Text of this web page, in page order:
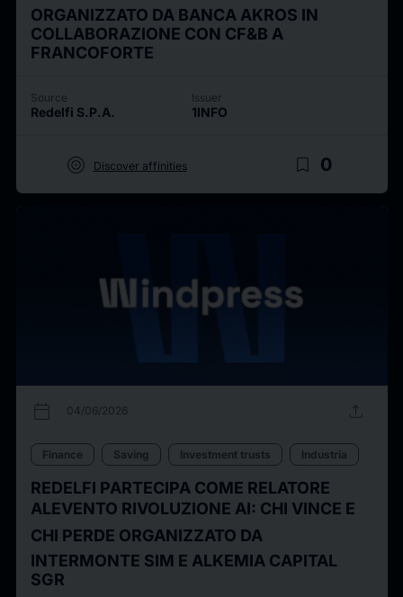
ORGANIZZATO DA BANCA AKROS IN
COLLABORAZIONE CON CF&B A
FRANCOFORTE
Source
Redelfi S.P.A.
Issuer
1INFO
target Discover affinities bookmark_border 0
calendar_today 04/06/2026 upload
Finance Saving Investment trusts Industria
REDELFI PARTECIPA COME RELATORE
ALEVENTO RIVOLUZIONE AI: CHI VINCE E
CHI PERDE ORGANIZZATO DA
INTERMONTE SIM E ALKEMIA CAPITAL
SGR